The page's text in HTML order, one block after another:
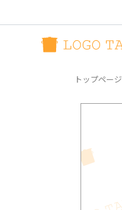
トップページ